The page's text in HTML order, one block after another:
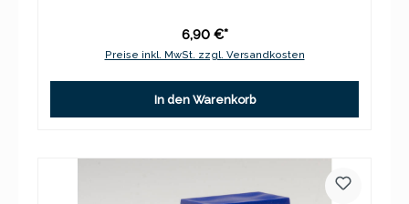
6,90 €*
Preise inkl. MwSt. zzgl. Versandkosten
In den Warenkorb